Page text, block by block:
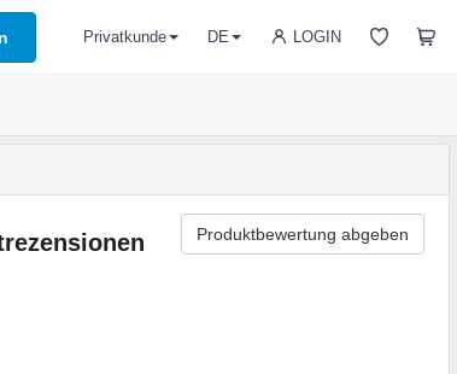
LOGIN
Privatkunde DE
Produktbewertung abgeben